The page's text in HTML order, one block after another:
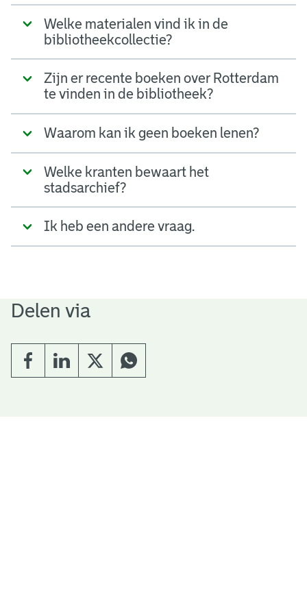
Welke materialen vind ik in de
bibliotheekcollectie?
Zijn er recente boeken over Rotterdam
te vinden in de bibliotheek?
Waarom kan ik geen boeken lenen?
Welke kranten bewaart het
stadsarchief?
Ik heb een andere vraag.
Delen via